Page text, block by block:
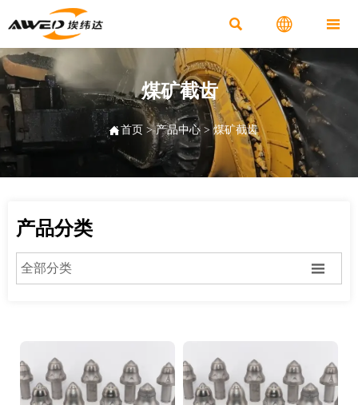
  
煤矿截齿
首页 >产品中心 >煤矿截齿
产品分类
全部分类 